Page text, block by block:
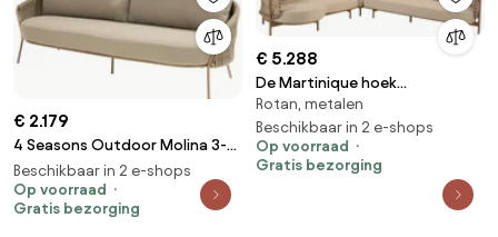
€ 2.179
4 Seasons Outdoor Molina 3-
zits loungebank amber
Loungebank beige
weerbestendig
Beschikbaar in 2 e-shops
Op voorraad
Gratis bezorging
€ 5.288
De Martinique hoek
loungebank amber XL met
knuffelhoek
Rotan, metalen
Beschikbaar in 2 e-shops
Op voorraad
Gratis bezorging